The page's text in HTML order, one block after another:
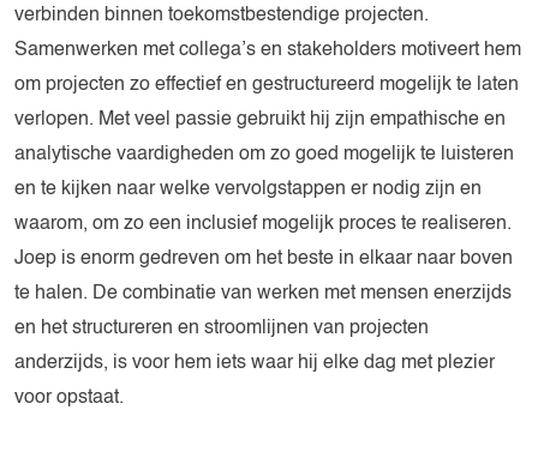
verbinden binnen toekomstbestendige projecten.
Samenwerken met collega’s en stakeholders motiveert hem
om projecten zo effectief en gestructureerd mogelijk te laten
verlopen. Met veel passie gebruikt hij zijn empathische en
analytische vaardigheden om zo goed mogelijk te luisteren
en te kijken naar welke vervolgstappen er nodig zijn en
waarom, om zo een inclusief mogelijk proces te realiseren.
Joep is enorm gedreven om het beste in elkaar naar boven
te halen. De combinatie van werken met mensen enerzijds
en het structureren en stroomlijnen van projecten
anderzijds, is voor hem iets waar hij elke dag met plezier
voor opstaat.